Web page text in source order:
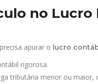
no Lucro
apurar o lucro
rigorosa.
tributária menor ou